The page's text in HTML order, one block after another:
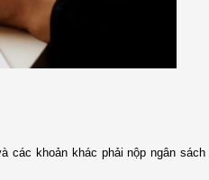
khoản khác phải nộp ngân